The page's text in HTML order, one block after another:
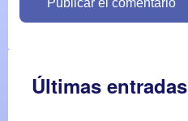
Últimas entradas